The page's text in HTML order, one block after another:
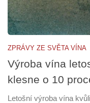
ZPRÁVY ZE SVĚTA VÍNA
Výroba vína
klesne o 10
Letošní výroba vína